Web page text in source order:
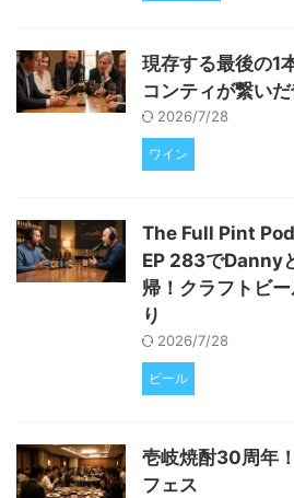
現存する最後の1
コンティが繋い
2026/7/28
ワイン
The Full Pint
EP 283でDanny
帰！クラフトビ
り
2026/7/28
ビール
壱岐焼酎30周年
フェス